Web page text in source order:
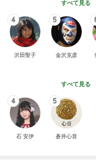
すべて見る
4
沢田聖子
5
金沢克彦
すべて見る
4
石 安伊
5
蒼井心音